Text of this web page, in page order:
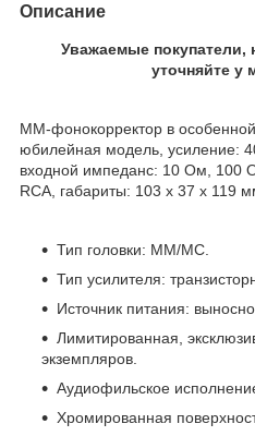
Описание
Уважаемые покупатели,
уточняйте у
ММ-фонокорректор в оcобенной
юбилейная модель, усиление:
входной импеданс: 10 Ом, 100
RCA, габариты: 103 х 37 х 119
Тип головки: MM/MC.
Тип усилителя:
Источник питания:
Лимитированная,
экземпляров.
Аудиофильское
Хромированная